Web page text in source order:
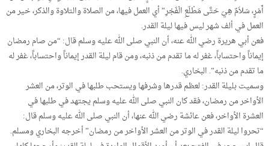
أَمْرٍ، سَلاَمٌ هِيَ حَتَّى مَطْلَعِ الْفَجْرِ” أي العمل فيها، من الصلاة والتلاوة والذكر، خير من
العمل في ألف شهر ليس فيها ليلة القدر.
فعن أبي هريرة رضي الله عنه، أن النبي صلى الله عليه وسلم قال: “من صام رمضان
إيماناً واحتساباً، غفر له ما تقدم من ذنبه، ومن قام ليلة القدر إيماناً واحتساباً، غفر له
ما تقدم من ذنبه”. البخاري.
وسميت بليلة القدر: لعظم قدرها وشرفها ويستحب طلبها في الوتر، من العشر
الأواخر من رمضان، فقد كان النبي صلى الله عليه وسلم يجتهد في طلبها في
العشرة الأواخر، فعن عائشة رضي الله عنها، أن النبي صلى الله عليه وسلم قال:
“تحروا ليلة القدر في الوتر من العشر الأواخر من رمضان” أخرجه البخاري ومسلم.